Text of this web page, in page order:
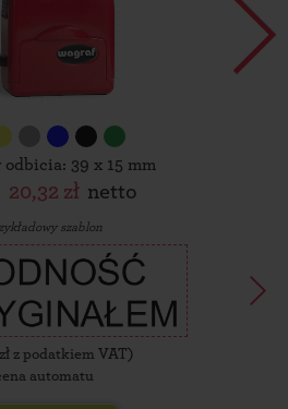
39 x 15 mm
20,32 zł netto
szablon
zł z podatkiem VAT)
automatu